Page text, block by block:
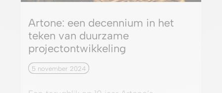
Artone: een decennium in het
teken van duurzame
projectontwikkeling
5 november 2024